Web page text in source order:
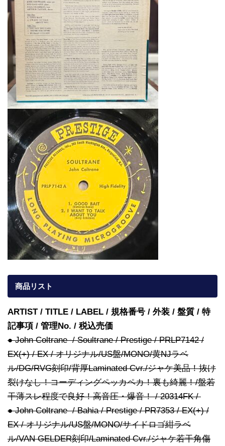
商品リスト
ARTIST / TITLE / LABEL / 規格番号 / 外装 / 盤質 / 特
記事項 / 管理No. / 税込売価
● John Coltrane / Soultrane / Prestige / PRLP7142 /
EX(+) / EX / オリジナル/US盤/MONO/黄NJラベ
ル/DG/RVG刻印/背厚Laminated Cvr./ジャケ美品！抜け
裂けなし！コーディングペッカペカ！裏も綺麗！/盤若
干薄スレ程度で良好！高音圧・爆音！ / 20314FK /
● John Coltrane / Bahia / Prestige / PR7353 / EX(+) /
EX / オリジナル/US盤/MONO/サイドロゴ紺ラベ
ル/VAN GELDER刻印/Laminated Cvr./ジャケ若干角傷